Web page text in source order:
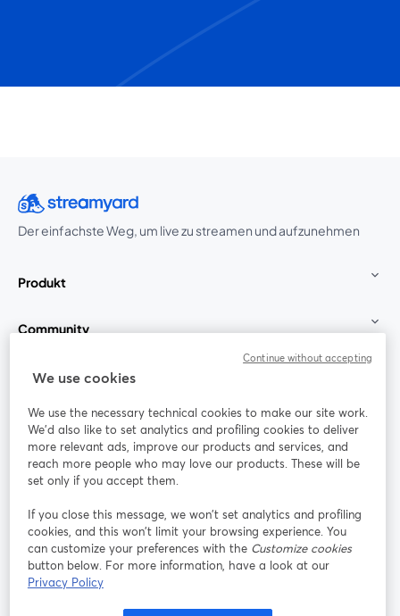
Der einfachste Weg, um live zu streamen und aufzunehmen
Produkt
Community
StreamYard für
Mitmachen
Webinar Facebook
wird in einem neuen Tab geöffnet
X (Twitter)
wird in einem neuen Tab geöffnet
Nutzungsbedingungen
We use cookies
We use the necessary technical cookies to make our site work.
We'd also like to set analytics and profiling cookies to deliver
more relevant ads, improve our products and services, and
reach more people who may love our products. These will be
set only if you accept them.
If you close this message, we won’t set analytics and profiling
cookies, and this won’t limit your browsing experience. You
can customize your preferences with the Customize cookies
button below. For more information, have a look at our
Privacy Policy
Continue without accepting